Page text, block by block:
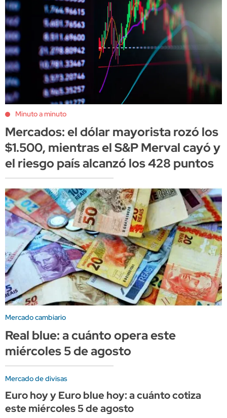
Minuto a minuto
Mercados: el dólar mayorista rozó los
$1.500, mientras el S&P Merval cayó y
el riesgo país alcanzó los 428 puntos
Mercado cambiario
Real blue: a cuánto opera este
miércoles 5 de agosto
Mercado de divisas
Euro hoy y Euro blue hoy: a cuánto cotiza
este miércoles 5 de agosto